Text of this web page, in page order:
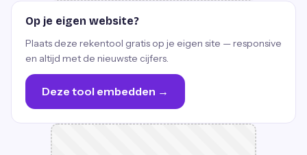
Op je eigen website?
Plaats deze rekentool gratis op je eigen site — responsive
en altijd met de nieuwste cijfers.
Deze tool embedden →